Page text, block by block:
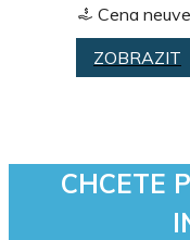
Cena
ZOBRAZIT
CHCETE